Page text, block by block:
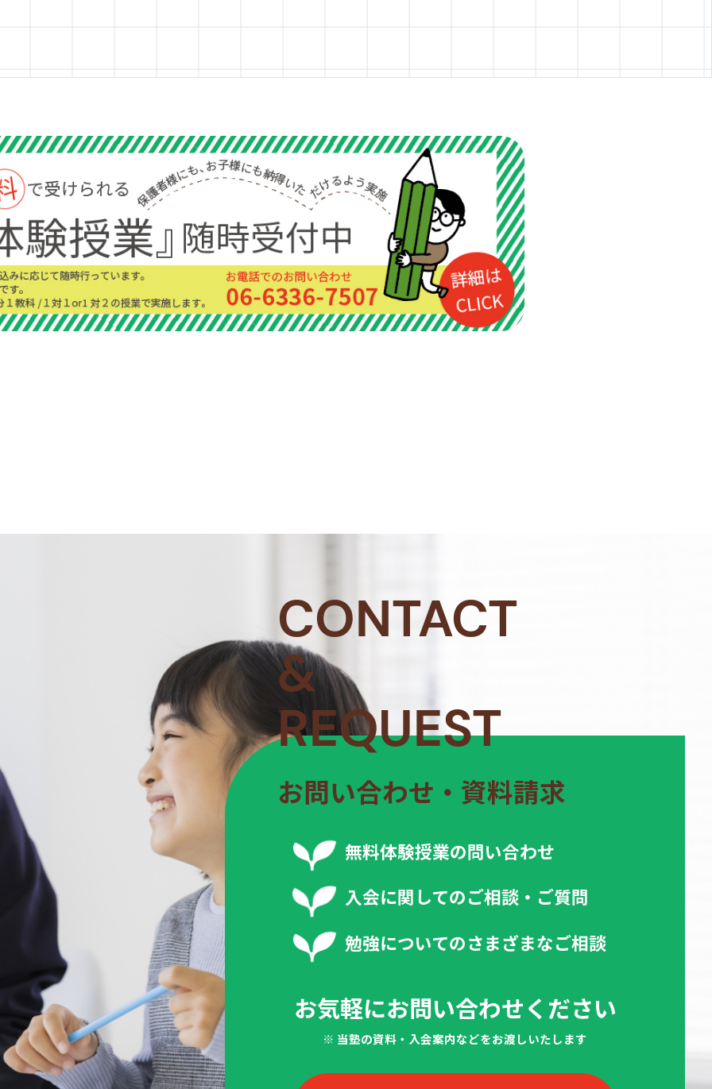
CONTACT
&
REQUEST
お問い合わせ・資料請求
無料体験授業の問い合わせ
入会に関してのご相談・ご質問
勉強についてのさまざまなご相談
お気軽にお問い合わせください
※ 当塾の資料・入会案内などをお渡しいたします